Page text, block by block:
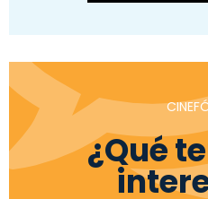
¿Qué